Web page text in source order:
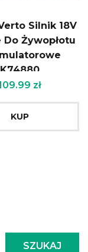
Silnik 18V
Do Żywopłotu
K74880
zł
KUP
SZUKAJ